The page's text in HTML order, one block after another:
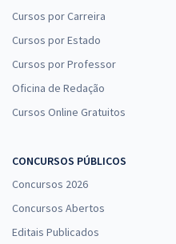
Cursos por Carreira
Cursos por Estado
Cursos por Professor
Oficina de Redação
Cursos Online Gratuitos
CONCURSOS PÚBLICOS
Concursos 2026
Concursos Abertos
Editais Publicados